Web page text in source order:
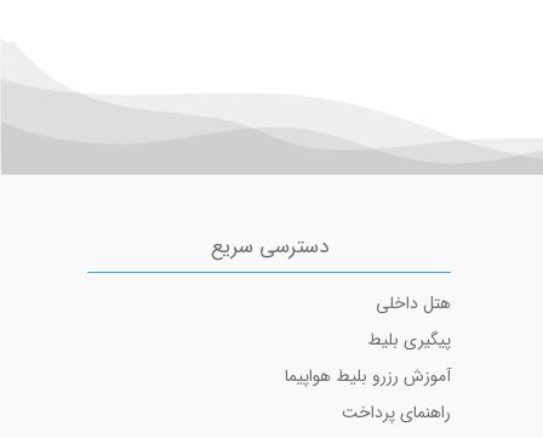
دسترسی سریع
هتل داخلی
پیگیری بلیط
آموزش رزرو بلیط هواپیما
راهنمای پرداخت